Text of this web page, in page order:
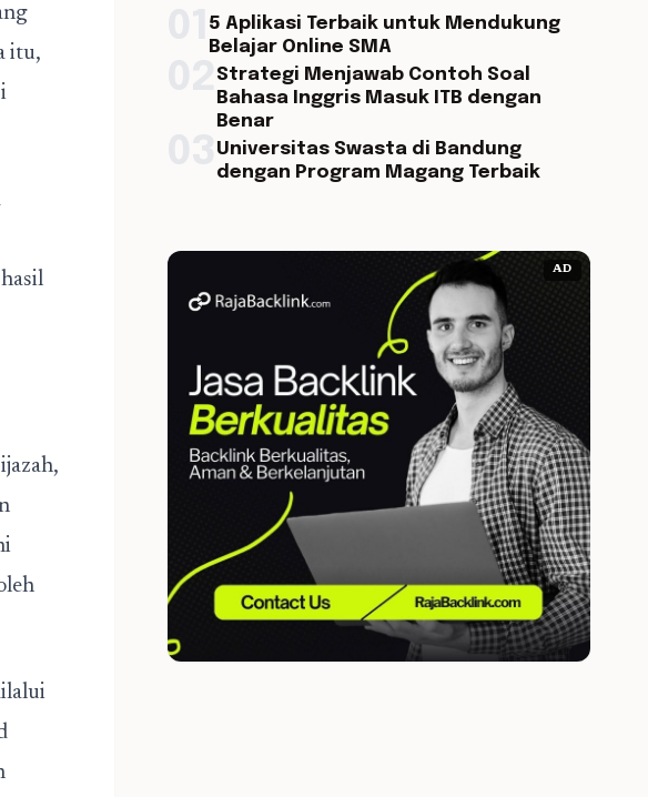
itu,
5 Aplikasi Terbaik untuk Mendukung
Belajar Online SMA
Strategi Menjawab Contoh Soal
Bahasa Inggris Masuk ITB dengan
Benar
Universitas Swasta di Bandung
dengan Program Magang Terbaik
AD